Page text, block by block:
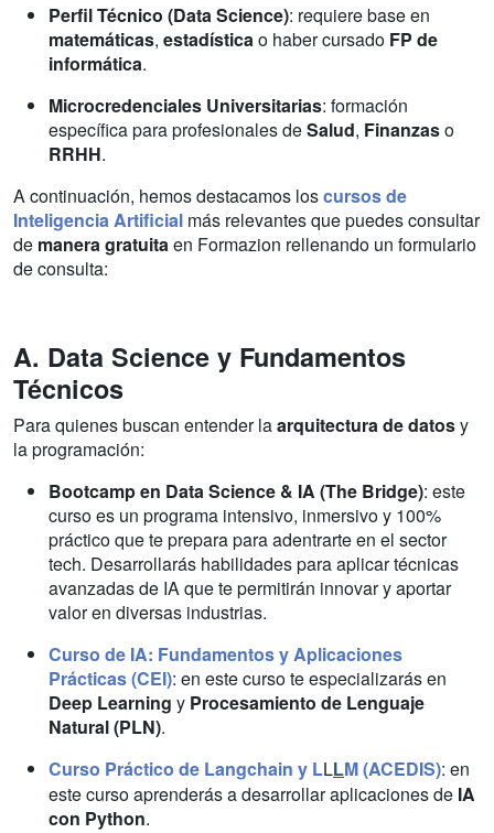
Perfil Técnico (Data Science): requiere base en
matemáticas, estadística o haber cursado FP de
informática.
Microcredenciales Universitarias: formación
específica para profesionales deSalud, Finanzaso
RRHH.
A continuación, hemos destacamos loscursos de
Inteligencia Artificial más relevantes que puedes consultar
de manera gratuita en Formazion rellenando un formulario
de consulta:
A. Data Science y Fundamentos
Técnicos
Para quienes buscan entender laarquitectura de datosy
la programación:
Bootcamp en Data Science & IA (The Bridge): este
curso es un programa intensivo, inmersivo y 100%
práctico que te prepara para adentrarte en el sector
tech. Desarrollarás habilidades para aplicar técnicas
avanzadas de IA que te permitirán innovar y aportar
valor en diversas industrias.
Curso de IA: Fundamentos y Aplicaciones
Prácticas (CEI): en este curso te especializarás en
Deep Learning y Procesamiento de Lenguaje
Natural (PLN).
Curso Práctico de Langchain y LLLM (ACEDIS): en
este curso aprenderás a desarrollar aplicaciones de IA
con Python.